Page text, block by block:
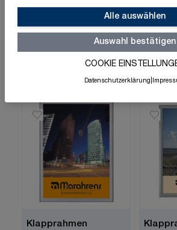
Alle auswählen
Auswahl bestätigen
COOKIE
Datenschutzerklärung
Varianten
Zum Produkt
Klapprahmen